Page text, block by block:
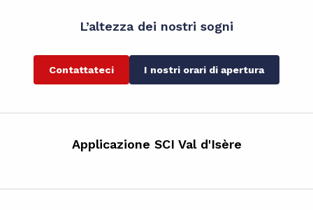
L’altezza dei nostri sogni
Contattateci I nostri orari di apertura
Applicazione SCI Val d'Isère